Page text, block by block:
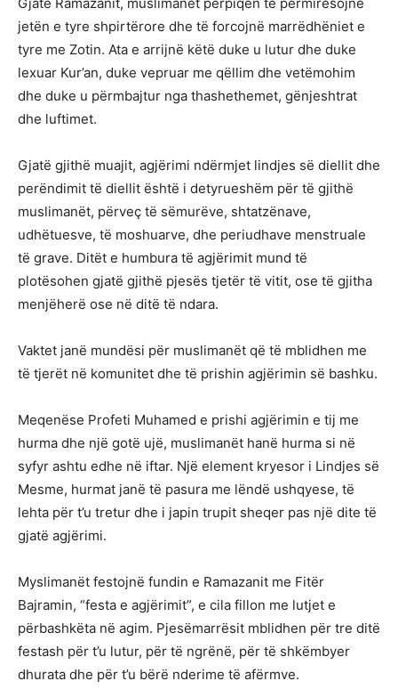
jetën e tyre shpirtërore dhe të forcojnë marrëdhëniet e
tyre me Zotin. Ata e arrijnë këtë duke u lutur dhe duke
lexuar Kur’an, duke vepruar me qëllim dhe vetëmohim
dhe duke u përmbajtur nga thashethemet, gënjeshtrat
dhe luftimet.
Gjatë gjithë muajit, agjërimi ndërmjet lindjes së diellit dhe
perëndimit të diellit është i detyrueshëm për të gjithë
muslimanët, përveç të sëmurëve, shtatzënave,
udhëtuesve, të moshuarve, dhe periudhave menstruale
të grave. Ditët e humbura të agjërimit mund të
plotësohen gjatë gjithë pjesës tjetër të vitit, ose të gjitha
menjëherë ose në ditë të ndara.
Vaktet janë mundësi për muslimanët që të mblidhen me
të tjerët në komunitet dhe të prishin agjërimin së bashku.
Meqenëse Profeti Muhamed e prishi agjërimin e tij me
hurma dhe një gotë ujë, muslimanët hanë hurma si në
syfyr ashtu edhe në iftar. Një element kryesor i Lindjes së
Mesme, hurmat janë të pasura me lëndë ushqyese, të
lehta për t’u tretur dhe i japin trupit sheqer pas një dite të
gjatë agjërimi.
Myslimanët festojnë fundin e Ramazanit me Fitër
Bajramin, “festa e agjërimit”, e cila fillon me lutjet e
përbashkëta në agim. Pjesëmarrësit mblidhen për tre ditë
festash për t’u lutur, për të ngrënë, për të shkëmbyer
dhurata dhe për t’u bërë nderime të afërmve.